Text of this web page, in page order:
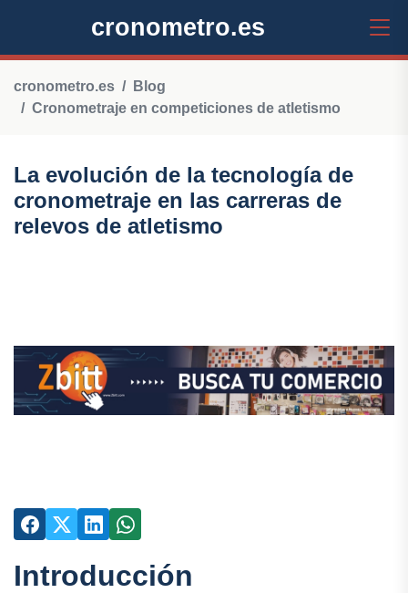
cronometro.es
cronometro.es
Blog
Cronometraje en competiciones de atletismo
La evolución de la tecnología de
cronometraje en las carreras de
relevos de atletismo
Introducción